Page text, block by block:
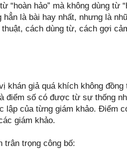
“hoàn hảo” mà không dùng từ
hẳn là bài hay nhất, nhưng là
thuật, cách dùng từ, cách gợi
khán giả quá khích không
điểm số có được từ sự thống
lập của từng giám khảo. Điểm
giám khảo.
trân trọng công bố: